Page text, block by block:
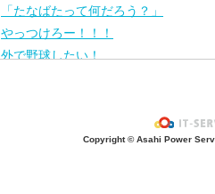
「たなばたって何だろう？」
やっつけろー！！！
外で野球したい！
あの先生はだ〜れ？Copyright © Asahi Power